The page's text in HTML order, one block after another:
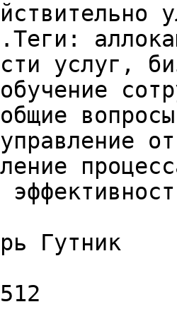
услуг,
Гутник